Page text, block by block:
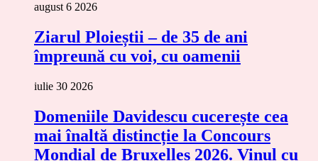
august 6 2026
Ziarul Ploieștii – de 35 de ani
împreună cu voi, cu oamenii
iulie 30 2026
Domeniile Davidescu cucerește cea
mai înaltă distincție la Concours
Mondial de Bruxelles 2026. Vinul cu